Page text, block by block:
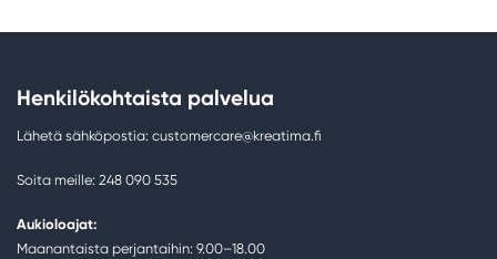
Henkilökohtaista palvelua
Lähetä sähköpostia: customercare@kreatima.fi
Soita meille: 248 090 535
Aukioloajat:
Maanantaista perjantaihin: 9.00–18.00